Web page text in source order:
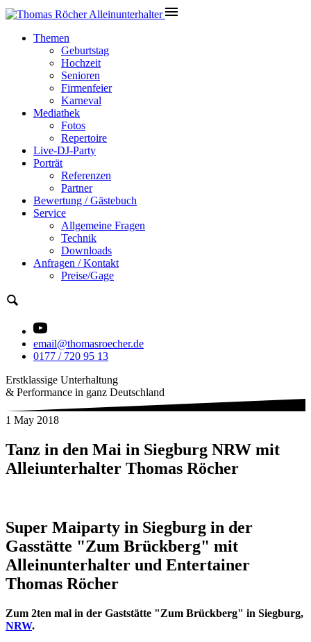
Themen
Geburtstag
Hochzeit
Senioren
Firmenfeier
Karneval
Mediathek
Fotos
Repertoire
Live-DJ-Party
Porträt
Referenzen
Partner
Bewertung / Gästebuch
Service
Allgemeine Fragen
Technik
Downloads
Anfragen / Kontakt
Preise/Gage
email@thomasroecher.de
0177 / 720 95 13
Erstklassige Unterhaltung
& Performance in ganz Deutschland
1 May 2018
Tanz in den Mai in Siegburg NRW mit
Alleiunterhalter Thomas Röcher
Super Maiparty in Siegburg in der
Gasstätte "Zum Brückberg" mit
Alleinunterhalter und Entertainer
Thomas Röcher
Zum 2ten mal in der Gaststätte "Zum Brückberg" in Siegburg,
NRW.